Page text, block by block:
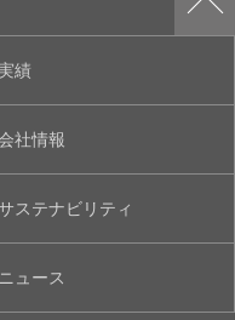
績
社情報
ステナビリティ
ニュース